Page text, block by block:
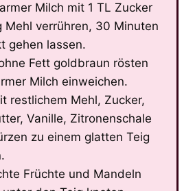
Milch mit 1 TL Zucker
Mehl verrühren, 30 Minuten
gehen lassen.
Fett goldbraun rösten
Milch einweichen.
restlichem Mehl, Zucker,
Vanille, Zitronenschale
zu einem glatten Teig
Früchte und Mandeln